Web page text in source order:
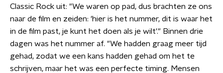
Classic Rock uit: "We waren op pad, dus brachten ze ons
naar de film en zeiden: 'hier is het nummer, dit is waar het
in de film past, je kunt het doen als je wilt'." Binnen drie
dagen was het nummer af. "We hadden graag meer tijd
gehad, zodat we een kans hadden gehad om het te
schrijven, maar het was een perfecte timing. Mensen